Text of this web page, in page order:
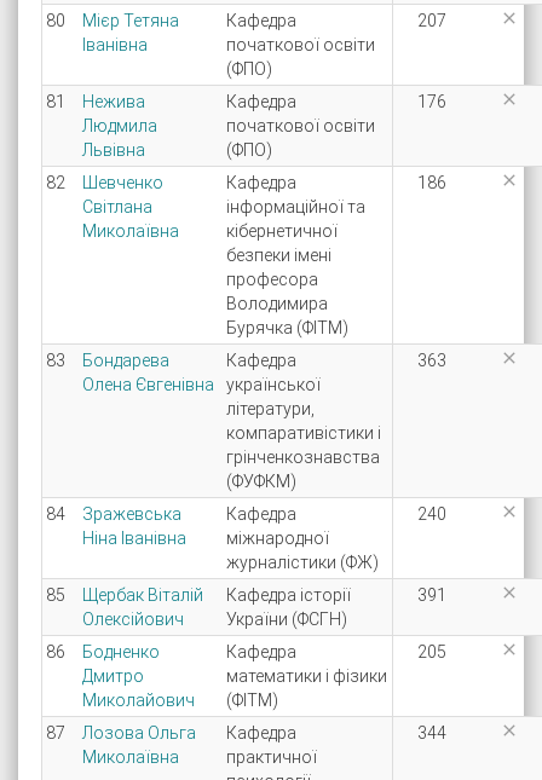
80
Мієр Тетяна
Іванівна
Кафедра
початкової освіти
(ФПО)
207 
81
Нежива
Людмила
Львівна
Кафедра
початкової освіти
(ФПО)
176 
82
Шевченко
Світлана
Миколаївна
Кафедра
інформаційної та
кібернетичної
безпеки імені
професора
Володимира
Бурячка (ФІТМ)
186 
83
Бондарева
Олена Євгенівна
Кафедра
української
літератури,
компаративістики і
грінченкознавства
(ФУФКМ)
363 
84
Зражевська
Ніна Іванівна
Кафедра
міжнародної
журналістики (ФЖ)
240 
85
Щербак Віталій
Олексійович
Кафедра історії
України (ФСГН)
391 
86
Бодненко
Дмитро
Миколайович
Кафедра
математики і фізики
(ФІТМ)
205 
87
Лозова Ольга
Миколаївна
Кафедра
практичної
344 